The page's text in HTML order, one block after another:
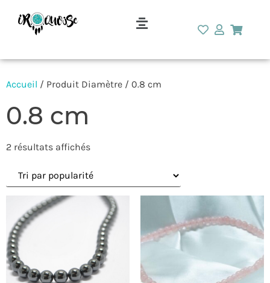
Accueil / Produit Diamètre / 0.8 cm
0.8 cm
2 résultats affichés